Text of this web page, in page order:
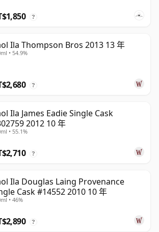
?
Ila Thompson Bros 2013 13 年
• 54.9%
?
Ila James Eadie Single Cask
2012 10 年
• 55.1%
?
Ila Douglas Laing Provenance
Cask #14552 2010 10 年
• 46%
?